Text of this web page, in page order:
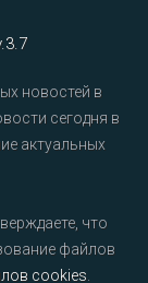
новостей в
сегодня в
актуальных
что
файлов
cookies